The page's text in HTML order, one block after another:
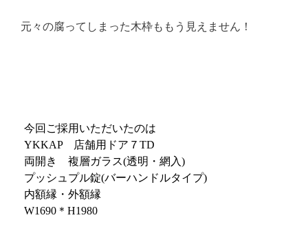
元々の腐ってしまった木枠ももう見えません！
今回ご採用いただいたのは
YKKAP 店舗用ドア７TD
両開き 複層ガラス(透明・網入)
プッシュプル錠(バーハンドルタイプ)
内額縁・外額縁
W1690＊H1980